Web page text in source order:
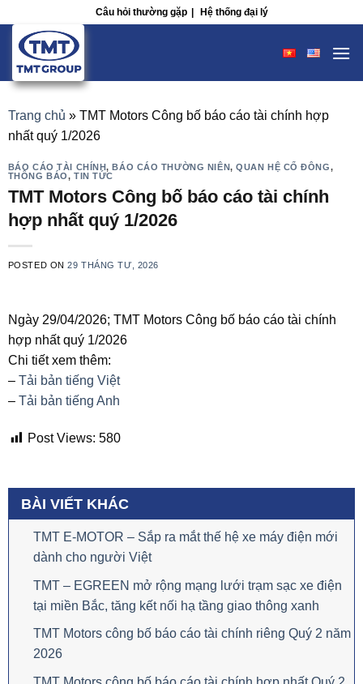
content
Câu hỏi thường gặp | Hệ thống đại lý
Trang chủ » TMT Motors Công bố báo cáo tài chính hợp
nhất quý 1/2026
BÁO CÁO TÀI CHÍNH,BÁO CÁO THƯỜNG NIÊN,QUAN HỆ CỔ ĐÔNG,
THÔNG BÁO, TIN TỨC
TMT Motors Công bố báo cáo tài chính
hợp nhất quý 1/2026
POSTED ON29 THÁNG TƯ, 2026
Ngày 29/04/2026; TMT Motors Công bố báo cáo tài chính
hợp nhất quý 1/2026
Chi tiết xem thêm:
– Tải bản tiếng Việt
– Tải bản tiếng Anh
Post Views: 580
BÀI VIẾT KHÁC
TMT E-MOTOR – Sắp ra mắt thế hệ xe máy điện mới
dành cho người Việt
TMT – EGREEN mở rộng mạng lưới trạm sạc xe điện
tại miền Bắc, tăng kết nối hạ tầng giao thông xanh
TMT Motors công bố báo cáo tài chính riêng Quý 2 năm
2026